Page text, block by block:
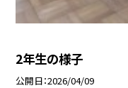
2年生の様子
公開日 2026/04/09